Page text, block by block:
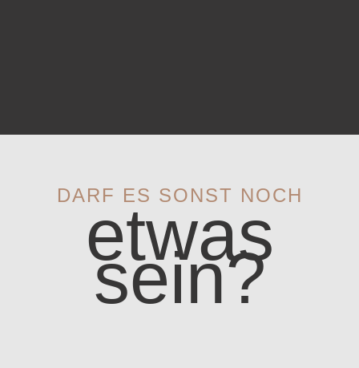
DARF ES SONST NOCH
etwas
sein?